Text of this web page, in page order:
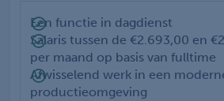
Een functie in dagdienst
Salaris tussen de €2.693,00 en
per maand op basis van fulltime
Afwisselend werk in een
productieomgeving